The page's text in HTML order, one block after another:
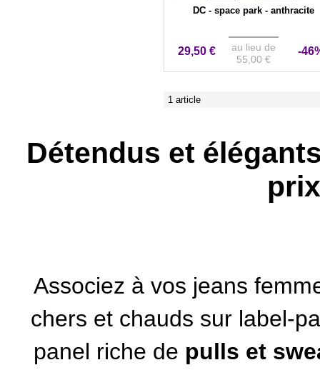
DC - space park - anthracite
29,50 €
au lieu de
55,00 €
-
1 article
Détendus et
Associez à vos jeans
chers et chauds sur label-
panel riche de pulls et